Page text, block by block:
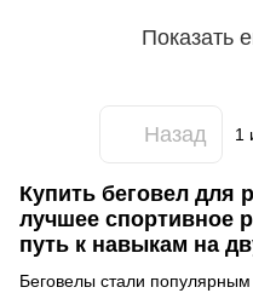
Показать
Назад 1
Купить беговел для
лучшее спортивное
путь к навыкам на
Беговелы стали